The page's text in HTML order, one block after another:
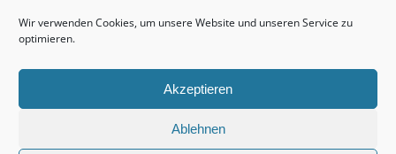
Wir verwenden Cookies, um unsere Website und unseren Service zu
optimieren.
Akzeptieren
Ablehnen